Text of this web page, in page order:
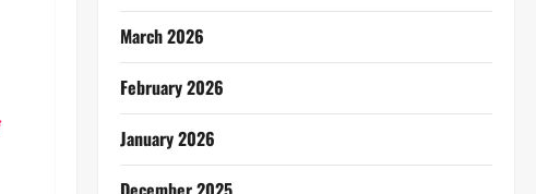
March 2026
February 2026
January 2026